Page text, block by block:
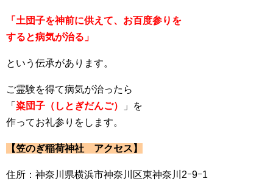
「土団子を神前に供えて、お百度参りを
すると病気が治る」
という伝承があります。
ご霊験を得て病気が治ったら
「 粢団子（しとぎだんご）
」を
作ってお礼参りをします。
【笠のぎ稲荷神社 アクセス】
住所：神奈川県横浜市神奈川区東神奈川2ｰ9ｰ1